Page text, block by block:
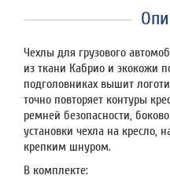
Чехлы для грузового
из ткани Кабрио и экокожи
подголовниках вышит
точно повторяет контуры
ремней безопасности,
установки чехла на кресло,
крепким шнуром.
В комплекте: